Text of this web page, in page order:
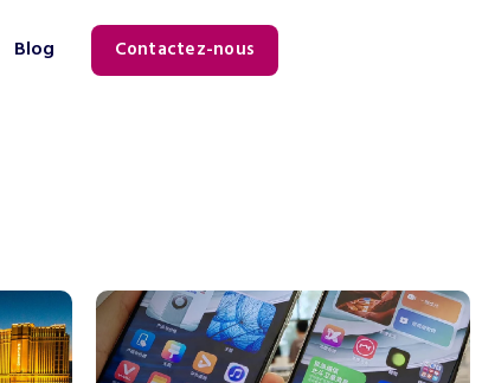
Blog Contactez-nous